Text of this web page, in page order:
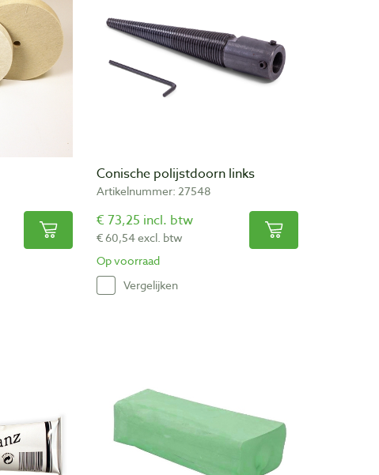
Conische polijstdoorn links
Artikelnummer: 27548
€ 73,25 incl. btw
€ 60,54 excl. btw
Op voorraad
Vergelijken